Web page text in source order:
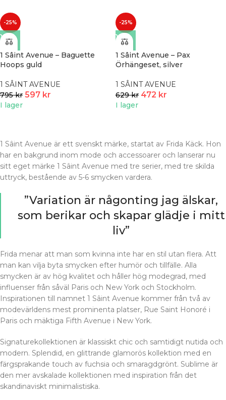
-25%
1 Sâint Avenue – Baguette
Hoops guld
1 SÂINT AVENUE
795kr 597 kr
I lager
-25%
1 Sâint Avenue – Pax
Örhängeset, silver
1 SÂINT AVENUE
629kr 472 kr
I lager
1 Sâint Avenue är ett svenskt märke, startat av Frida Käck. Hon
har en bakgrund inom mode och accessoarer och lanserar nu
sitt eget märke 1 Sâint Avenue med tre serier, med tre skilda
uttryck, bestående av 5-6 smycken vardera.
”Variation är någonting jag älskar,
som berikar och skapar glädje i mitt
liv”
Frida menar att man som kvinna inte har en stil utan flera. Att
man kan vilja byta smycken efter humör och tillfälle. Alla
smycken är av hög kvalitet och håller hög modegrad, med
influenser från såväl Paris och New York och Stockholm.
Inspirationen till namnet 1 Sâint Avenue kommer från två av
modevärldens mest prominenta platser, Rue Saint Honoré i
Paris och mäktiga Fifth Avenue i New York.
Signaturekollektionen är klassiskt chic och samtidigt nutida och
modern. Splendid, en glittrande glamorös kollektion med en
färgsprakande touch av fuchsia och smaragdgrönt. Sublime är
den mer avskalade kollektionen med inspiration från det
skandinaviskt minimalistiska.